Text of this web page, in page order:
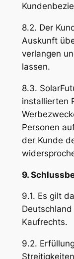
8.2. Der
Auskunft
verlangen
lassen.
8.3.
installierten
Personen
der Kunde
9.
9.1. Es gilt
Kaufrechts.
9.2.